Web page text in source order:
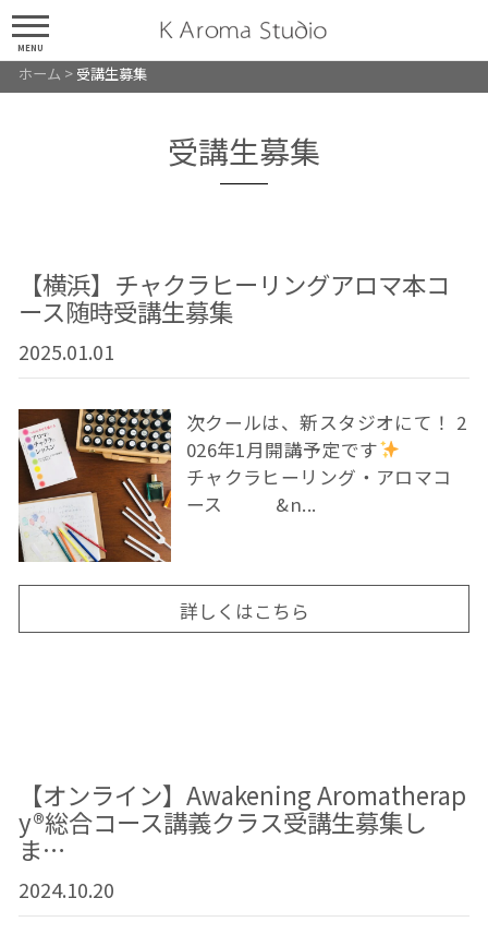
MENU
ホーム > 受講生募集
受講生募集
【横浜】チャクラヒーリングアロマ本コ
ース随時受講生募集
2025.01.01
次クールは、新スタジオにて！ 2
026年1月開講予定です
チャクラヒーリング・アロマコ
ース &n...
詳しくはこちら
【オンライン】Awakening Aromatherap
y®総合コース講義クラス受講生募集し
ま…
2024.10.20